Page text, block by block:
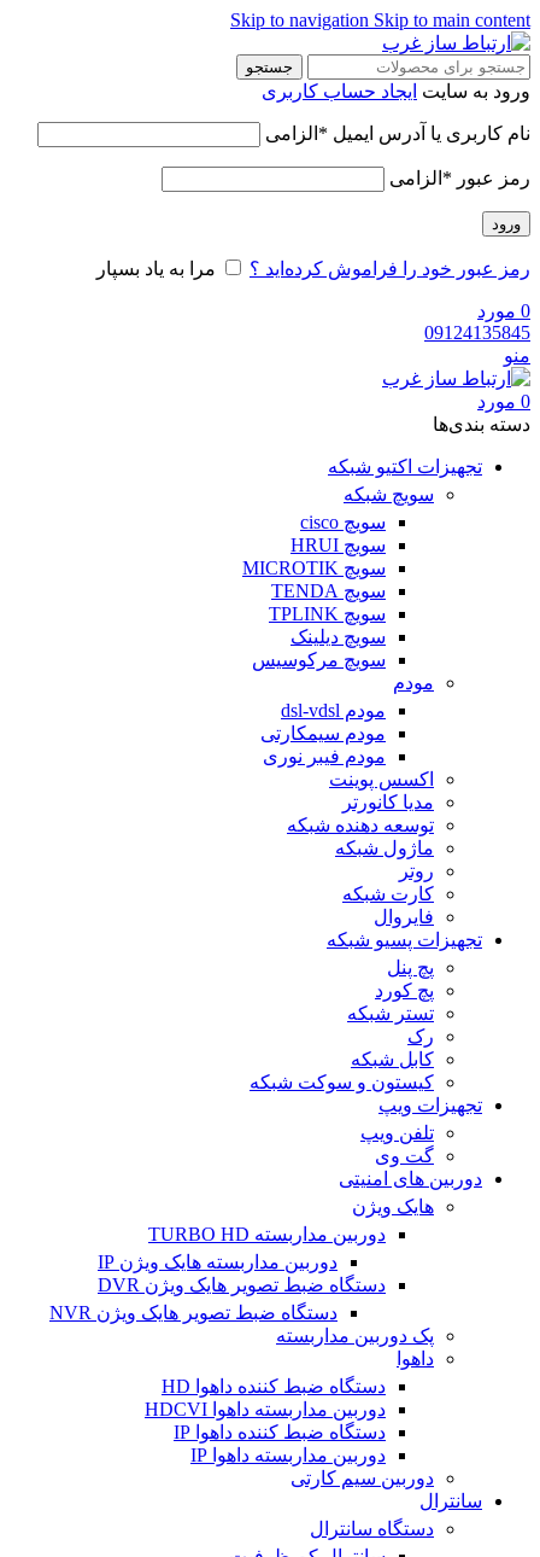
Skip to navigation Skip to main
جستجو
به سایتایجاد حساب کاربری
یا آدرس ایمیل*الزامی
عبور*الزامی
عبور خود را فراموش کرده‌اید ؟ مرا به یاد بسپار
بندی‌ها
تجهیزات اکتیو شبکه
سویچ شبکه
سویچ cisco
سویچ HRUI
سویچ MICROTIK
سویچ TENDA
سویچ TPLINK
سویچ دیلینک
سویچ مرکوسیس
مودم
مودم dsl-vdsl
مودم سیمکارتی
مودم فیبر نوری
اکسس پوینت
مدیا کانورتر
توسعه دهنده شبکه
ماژول شبکه
روتر
کارت شبکه
فایروال
تجهیزات پسیو شبکه
پچ پنل
پچ کورد
تستر شبکه
رک
کابل شبکه
کیستون و سوکت شبکه
تجهیزات ویپ
تلفن ویپ
گت وی
دوربین های امنیتی
هایک ویژن
دوربین مداربسته TURBO HD
دوربین مداربسته هایک ویژن IP
دستگاه ضبط تصویر هایک ویژن DVR
دستگاه ضبط تصویر هایک ویژن NVR
پک دوربین مداربسته
داهوا
دستگاه ضبط کننده داهوا HD
دوربین مداربسته داهوا HDCVI
دستگاه ضبط کننده داهوا IP
دوربین مداربسته داهوا IP
دوربین سیم کارتی
سانترال
دستگاه سانترال